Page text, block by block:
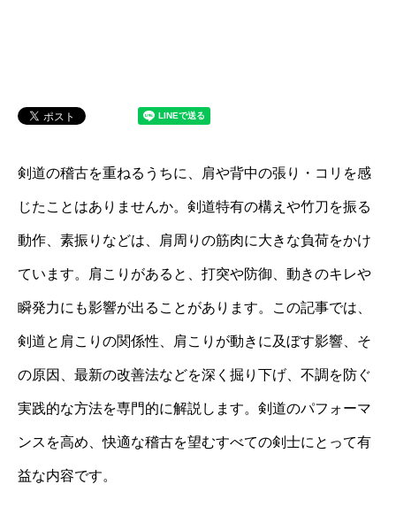
剣道の稽古を重ねるうちに、肩や背中の張り・コリを感
じたことはありませんか。剣道特有の構えや竹刀を振る
動作、素振りなどは、肩周りの筋肉に大きな負荷をかけ
ています。肩こりがあると、打突や防御、動きのキレや
瞬発力にも影響が出ることがあります。この記事では、
剣道と肩こりの関係性、肩こりが動きに及ぼす影響、そ
の原因、最新の改善法などを深く掘り下げ、不調を防ぐ
実践的な方法を専門的に解説します。剣道のパフォーマ
ンスを高め、快適な稽古を望むすべての剣士にとって有
益な内容です。